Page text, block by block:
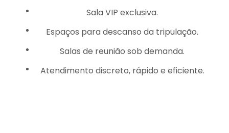
Sala VIP exclusiva.
Espaços para descanso da tripulação.
Salas de reunião sob demanda.
Atendimento discreto, rápido e eficiente.